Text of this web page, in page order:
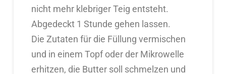
nicht mehr klebriger Teig entsteht.
Abgedeckt 1 Stunde gehen lassen.
Die Zutaten für die Füllung vermischen
und in einem Topf oder der Mikrowelle
erhitzen, die Butter soll schmelzen und